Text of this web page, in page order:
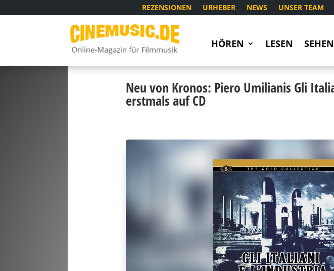
REZENSIONEN URHEBER NEWS UNSER TEAM
HÖREN LESEN SEHEN
Neu von Kronos: Piero Umilianis Gli
erstmals auf CD